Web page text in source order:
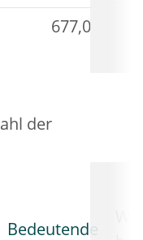
677,0
der
Bedeutende